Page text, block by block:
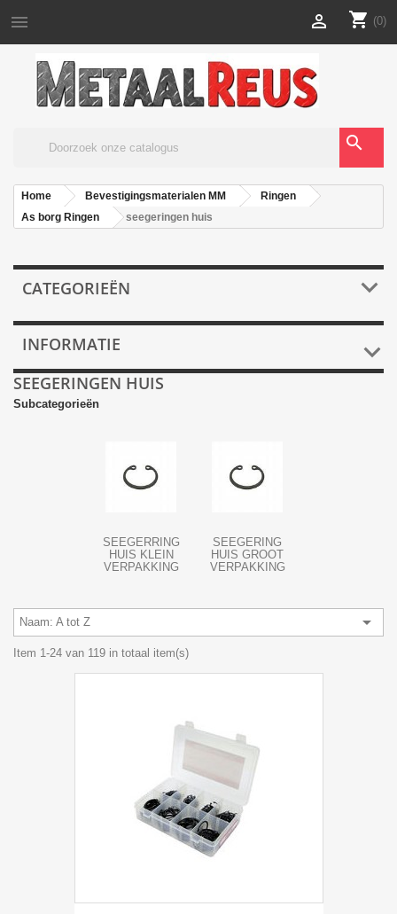
 shopping_cart (0)

search
Home Bevestigingsmaterialen MM
Ringen
As borg Ringen
seegeringen huis
CATEGORIEËN 
INFORMATIE 
SEEGERINGEN HUIS
Subcategorieën
SEEGERRING
HUIS KLEIN
VERPAKKING
SEEGERING
HUIS GROOT
VERPAKKING
Naam: A tot Z 
Item 1-24 van 119 in totaal item(s)